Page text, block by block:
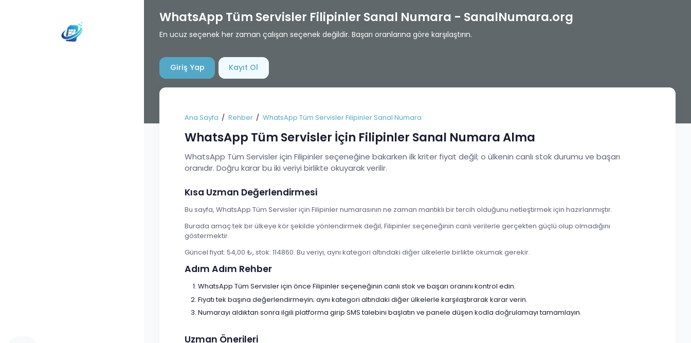
WhatsApp Tüm Servisler Filipinler Sanal Numara - SanalNumara.org
En ucuz seçenek her zaman çalışan seçenek değildir. Başarı oranlarına göre karşılaştırın.
Giriş Yap Kayıt Ol
Ana Sayfa Rehber WhatsApp Tüm Servisler Filipinler Sanal Numara
WhatsApp Tüm Servisler İçin Filipinler Sanal Numara Alma
WhatsApp Tüm Servisler için Filipinler seçeneğine bakarken ilk kriter fiyat değil; o ülkenin canlı stok durumu ve başarı
oranıdır. Doğru karar bu iki veriyi birlikte okuyarak verilir.
Kısa Uzman Değerlendirmesi
Bu sayfa, WhatsApp Tüm Servisler için Filipinler numarasının ne zaman mantıklı bir tercih olduğunu netleştirmek için hazırlanmıştır.
Burada amaç tek bir ülkeye kör şekilde yönlendirmek değil; Filipinler seçeneğinin canlı verilerle gerçekten güçlü olup olmadığını
göstermektir.
Güncel fiyat: 54,00 ₺, stok: 114860. Bu veriyi, aynı kategori altındaki diğer ülkelerle birlikte okumak gerekir.
Adım Adım Rehber
WhatsApp Tüm Servisler için önce Filipinler seçeneğinin canlı stok ve başarı oranını kontrol edin.
Fiyatı tek başına değerlendirmeyin; aynı kategori altındaki diğer ülkelerle karşılaştırarak karar verin.
Numarayı aldıktan sonra ilgili platforma girip SMS talebini başlatın ve panele düşen kodla doğrulamayı tamamlayın.
Uzman Önerileri